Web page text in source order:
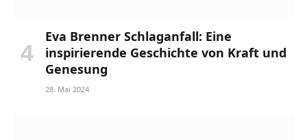
Eva Brenner Schlaganfall: Eine
inspirierende Geschichte von Kraft und
Genesung
28. Mai 2024